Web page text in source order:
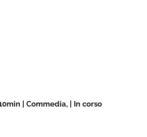
| Commedia, | In corso